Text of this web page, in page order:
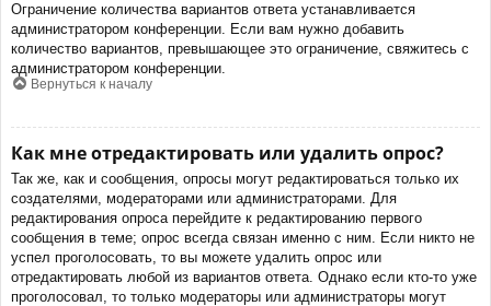
Ограничение количества вариантов ответа устанавливается
администратором конференции. Если вам нужно добавить
количество вариантов, превышающее это ограничение, свяжитесь с
администратором конференции.
Вернуться к началу
Как мне отредактировать или удалить опрос?
Так же, как и сообщения, опросы могут редактироваться только их
создателями, модераторами или администраторами. Для
редактирования опроса перейдите к редактированию первого
сообщения в теме; опрос всегда связан именно с ним. Если никто не
успел проголосовать, то вы можете удалить опрос или
отредактировать любой из вариантов ответа. Однако если кто-то уже
проголосовал, то только модераторы или администраторы могут